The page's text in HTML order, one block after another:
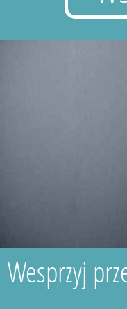
Wesprzyj